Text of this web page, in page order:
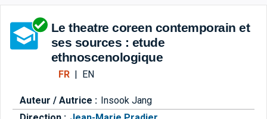
Aller directement à la barre
Le theatre coreen contemporain et
ses sources : etude
ethnoscenologique
FR| EN
Auteur / Autrice : Insook Jang